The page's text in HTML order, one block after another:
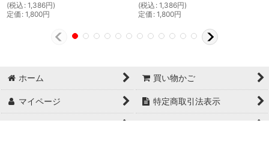
(税込 : 1,386円)
定価 : 1,800円
(税込 : 1,386円)
定価 : 1,800円
ホーム 買い物かご
マイページ 特定商取引法表示